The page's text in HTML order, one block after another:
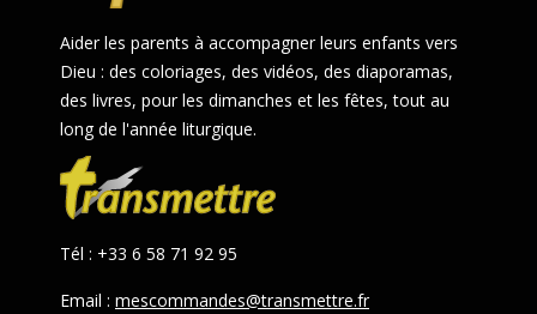
Aider les parents à accompagner leurs enfants vers
Dieu : des coloriages, des vidéos, des diaporamas,
des livres, pour les dimanches et les fêtes, tout au
long de l'année liturgique.
Tél : +33 6 58 71 92 95
Email : mescommandes@transmettre.fr